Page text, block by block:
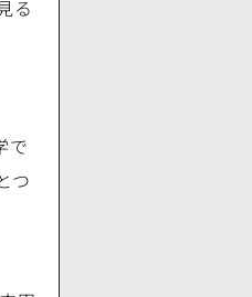
る
で
つ